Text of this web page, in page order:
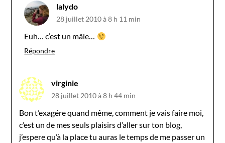
lalydo
28 juillet 2010 à 8 h 11 min
Euh… c’est un mâle…
Répondre
virginie
28 juillet 2010 à 8 h 44 min
Bon t’exagére quand même, comment je vais faire moi,
c’est un de mes seuls plaisirs d’aller sur ton blog,
j’espere qu’à la place tu auras le temps de me passer un